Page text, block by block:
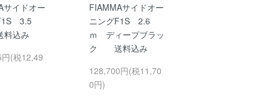
サイドオー
3.5
込み
(税12,49
FIAMMAサイドオー
ニングF1S 2.6
ｍ ディープブラッ
ク 送料込み
128,700円(税11,70
0円)